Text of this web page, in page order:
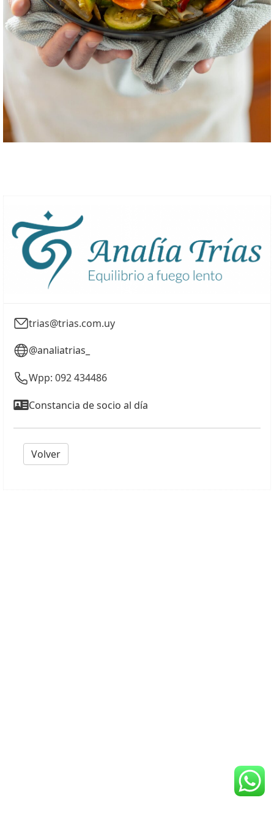
trias@trias.com.uy
@analiatrias_
Wpp: 092 434486
Constancia de socio al día
Volver